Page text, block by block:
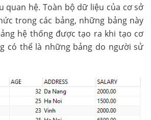
quan hệ. Toàn bộ dữ liệu của cơ sở
trong các bảng, những bảng này
hệ thống được tạo ra khi tạo cơ
có thể là những bảng do người sử